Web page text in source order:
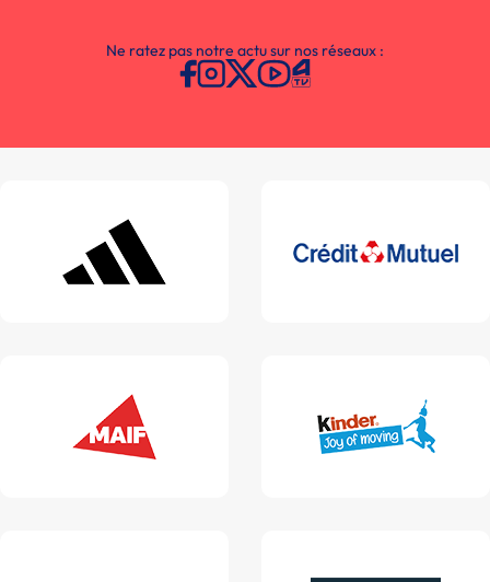
Ne ratez pas notre actu sur nos réseaux :